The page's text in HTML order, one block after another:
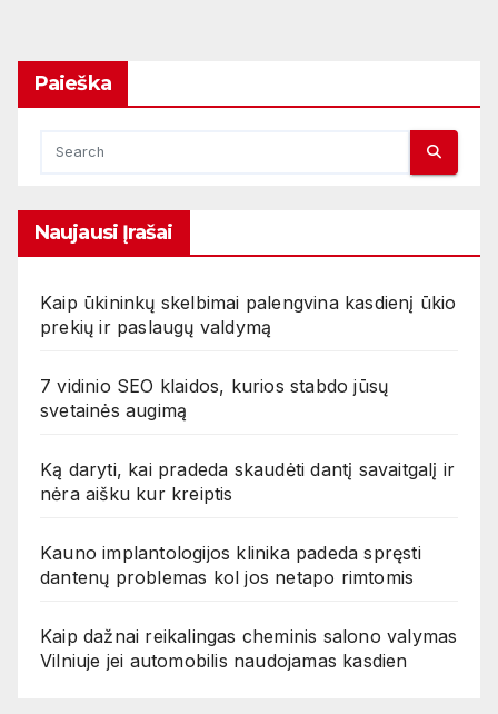
Paieška
Naujausi Įrašai
Kaip ūkininkų skelbimai palengvina kasdienį ūkio
prekių ir paslaugų valdymą
7 vidinio SEO klaidos, kurios stabdo jūsų
svetainės augimą
Ką daryti, kai pradeda skaudėti dantį savaitgalį ir
nėra aišku kur kreiptis
Kauno implantologijos klinika padeda spręsti
dantenų problemas kol jos netapo rimtomis
Kaip dažnai reikalingas cheminis salono valymas
Vilniuje jei automobilis naudojamas kasdien